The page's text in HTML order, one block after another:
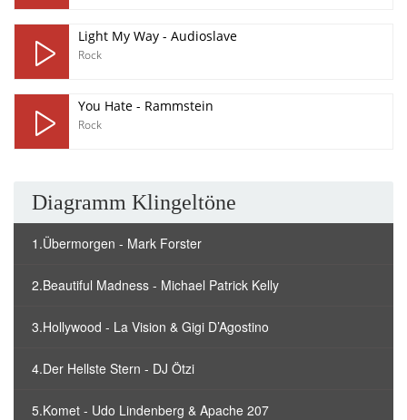
Light My Way - Audioslave
Rock
You Hate - Rammstein
Rock
Diagramm Klingeltöne
1.Übermorgen - Mark Forster
2.Beautiful Madness - Michael Patrick Kelly
3.Hollywood - La Vision & Gigi D’Agostino
4.Der Hellste Stern - DJ Ötzi
5.Komet - Udo Lindenberg & Apache 207